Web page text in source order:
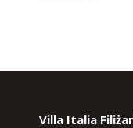
Villa Italia